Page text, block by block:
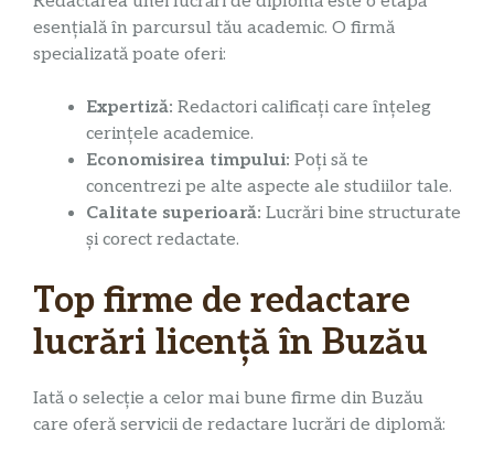
esențială în parcursul tău academic. O firmă
specializată poate oferi:
Expertiză: Redactori calificați care înțeleg
cerințele academice.
Economisirea timpului: Poți să te
concentrezi pe alte aspecte ale studiilor tale.
Calitate superioară: Lucrări bine structurate
și corect redactate.
Top firme de redactare
lucrări licență în Buzău
Iată o selecție a celor mai bune firme din Buzău
care oferă servicii de redactare lucrări de diplomă: